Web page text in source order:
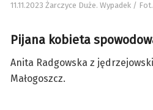
11.11.2023 Żarczyce Duże. Wypadek /
Pijana kobieta
Anita Radgowska z
Małogoszcz.